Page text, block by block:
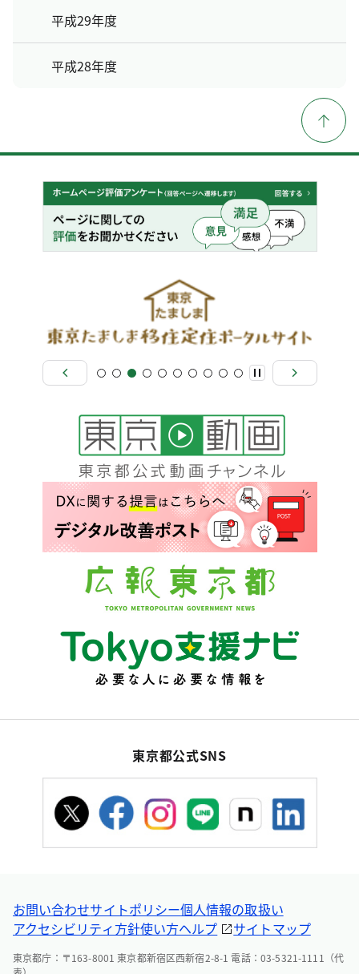
平成29年度
平成28年度
東京都公式SNS
お問い合わせサイトポリシー個人情報の取扱い
アクセシビリティ方針使い方ヘルプ サイトマップ
東京都庁：〒163-8001 東京都新宿区西新宿2-8-1 電話：03-5321-1111（代